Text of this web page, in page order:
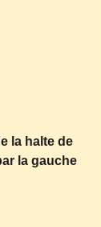
la halte de
la gauche